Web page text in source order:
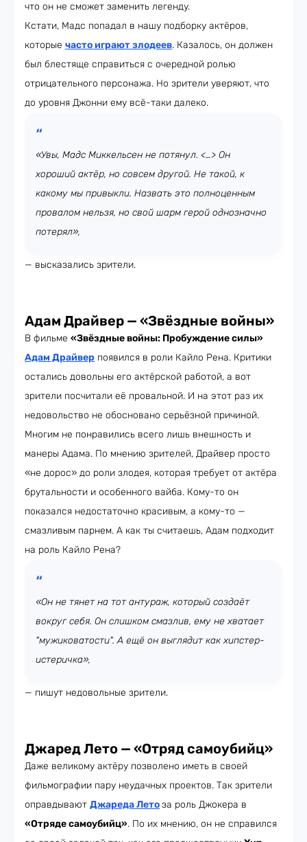
что он не сможет заменить легенду.
Кстати, Мадс попадал в нашу подборку актёров,
которые часто играют злодеев. Казалось, он должен
был блестяще справиться с очередной ролью
отрицательного персонажа. Но зрители уверяют, что
до уровня Джонни ему всё-таки далеко.
«Увы, Мадс Миккельсен не потянул. <…> Он
хороший актёр, но совсем другой. Не такой, к
какому мы привыкли. Назвать это полноценным
провалом нельзя, но свой шарм герой однозначно
потерял»,
— высказались зрители.
Адам Драйвер — «Звёздные войны»
В фильме «Звёздные войны: Пробуждение силы»
Адам Драйвер появился в роли Кайло Рена. Критики
остались довольны его актёрской работой, а вот
зрители посчитали её провальной. И на этот раз их
недовольство не обосновано серьёзной причиной.
Многим не понравились всего лишь внешность и
манеры Адама. По мнению зрителей, Драйвер просто
«не дорос» до роли злодея, которая требует от актёра
брутальности и особенного вайба. Кому-то он
показался недостаточно красивым, а кому-то —
смазливым парнем. А как ты считаешь, Адам подходит
на роль Кайло Рена?
«Он не тянет на тот антураж, который создаёт
вокруг себя. Он слишком смазлив, ему не хватает
"мужиковатости". А ещё он выглядит как хипстер-
истеричка»,
— пишут недовольные зрители.
Джаред Лето — «Отряд самоубийц»
Даже великому актёру позволено иметь в своей
фильмографии пару неудачных проектов. Так зрители
оправдывают Джареда Летоза роль Джокера в
«Отряде самоубийц». По их мнению, он не справился